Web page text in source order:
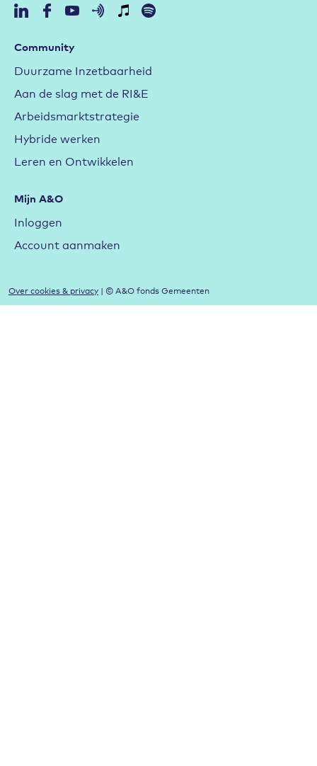
Community
Duurzame Inzetbaarheid
Aan de slag met de RI&E
Arbeidsmarktstrategie
Hybride werken
Leren en Ontwikkelen
Mijn A&O
Inloggen
Account aanmaken
Over cookies & privacy | © A&O fonds Gemeenten